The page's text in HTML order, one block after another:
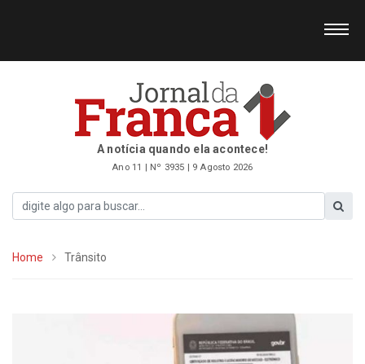
A notícia quando ela acontece!
Ano 11 | Nº 3935 | 9 Agosto 2026
Home Trânsito